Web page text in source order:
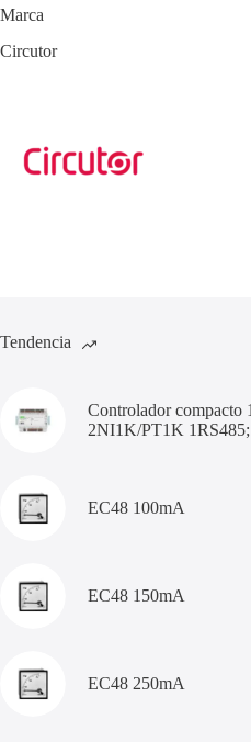
Marca
Circutor
Tendencia
Controlador
2NI1K/PT1K
EC48 100mA
EC48 150mA
EC48 250mA